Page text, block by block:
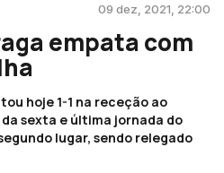
09 dez, 2021, 22:00
empata com
hoje 1-1 na receção ao
sexta e última jornada do
lugar, sendo relegado